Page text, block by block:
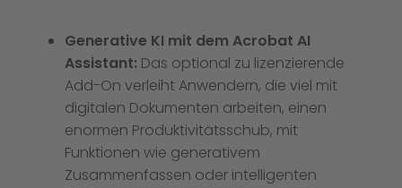
Generative KI mit dem Acrobat AI
Assistant: Das optional zu lizenzierende
Add-On verleiht Anwendern, die viel mit
digitalen Dokumenten arbeiten, einen
enormen Produktivitätsschub, mit
Funktionen wie generativem
Zusammenfassen oder intelligenten